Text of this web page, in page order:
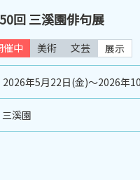
回 三溪園俳句展
催中 美術 文芸 展示
2026年5月22日(金)～2026年
三溪園